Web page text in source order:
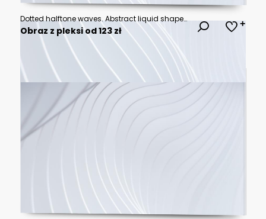
Dotted halftone waves. Abstract liquid shapes, wave effect dotted gradient texture waves isolated vector symbols set. Halftone graphic dots waves
Obraz z pleksi od 123 zł